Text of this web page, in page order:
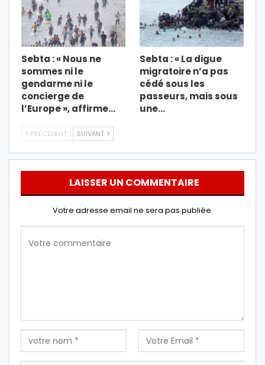
Sebta : « Nous ne
sommes ni le
gendarme ni le
concierge de
l’Europe », affirme…
Sebta : « La digue
migratoire n’a pas
cédé sous les
passeurs, mais sous
une…
PRÉCÉDENT SUIVANT
LAISSER UN COMMENTAIRE
Votre adresse email ne sera pas publiée.